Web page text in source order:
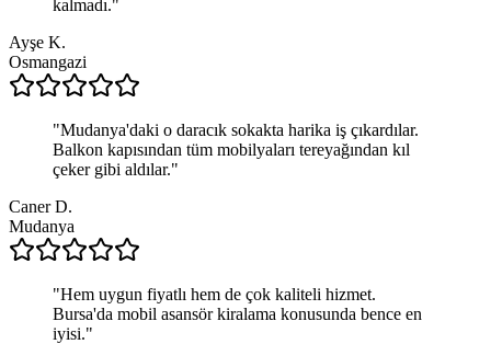
kalmadı."
Ayşe K.
Osmangazi
"Mudanya'daki o daracık sokakta harika iş çıkardılar.
Balkon kapısından tüm mobilyaları tereyağından kıl
çeker gibi aldılar."
Caner D.
Mudanya
"Hem uygun fiyatlı hem de çok kaliteli hizmet.
Bursa'da mobil asansör kiralama konusunda bence en
iyisi."